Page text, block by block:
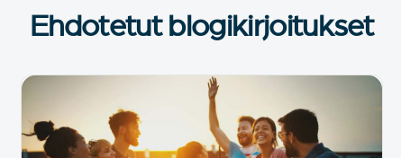
Ehdotetut blogikirjoitukset